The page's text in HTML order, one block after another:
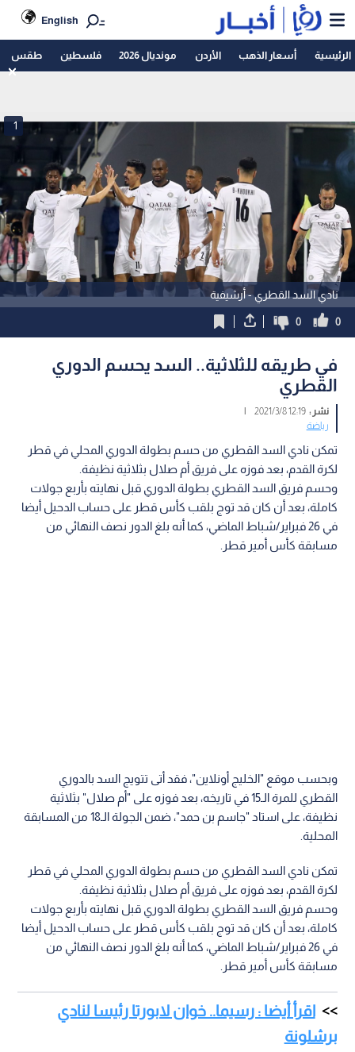
English
الرئيسية أسعار الذهب الأردن مونديال 2026 فلسطين طقس
نادي السد القطري - أرشيفية
1
0
0
في طريقه للثلاثية.. السد يحسم الدوري
القطري
نشر :12:19 2021/3/8
|
رياضة
تمكن نادي السد القطري من حسم بطولة الدوري المحلي في قطر
لكرة القدم، بعد فوزه على فريق أم صلال بثلاثية نظيفة.
وحسم فريق السد القطري بطولة الدوري قبل نهايته بأربع جولات
كاملة، بعد أن كان قد توج بلقب كأس قطر على حساب الدحيل أيضا
في 26 فبراير/شباط الماضي، كما أنه بلغ الدور نصف النهائي من
مسابقة كأس أمير قطر.
وبحسب موقع "الخليج أونلاين"، فقد أتى تتويج السد بالدوري
القطري للمرة الـ15 في تاريخه، بعد فوزه على "أم صلال" بثلاثية
نظيفة، على استاد "جاسم بن حمد"، ضمن الجولة الـ18 من المسابقة
المحلية.
تمكن نادي السد القطري من حسم بطولة الدوري المحلي في قطر
لكرة القدم، بعد فوزه على فريق أم صلال بثلاثية نظيفة.
وحسم فريق السد القطري بطولة الدوري قبل نهايته بأربع جولات
كاملة، بعد أن كان قد توج بلقب كأس قطر على حساب الدحيل أيضا
في 26 فبراير/شباط الماضي، كما أنه بلغ الدور نصف النهائي من
مسابقة كأس أمير قطر.
اقرأ أيضا : رسيما.. خوان لابورتا رئيسا لنادي
برشلونة